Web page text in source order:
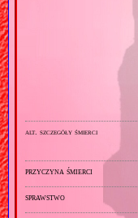
alt. szczegóły śmierci
przyczyna śmierci
sprawstwo